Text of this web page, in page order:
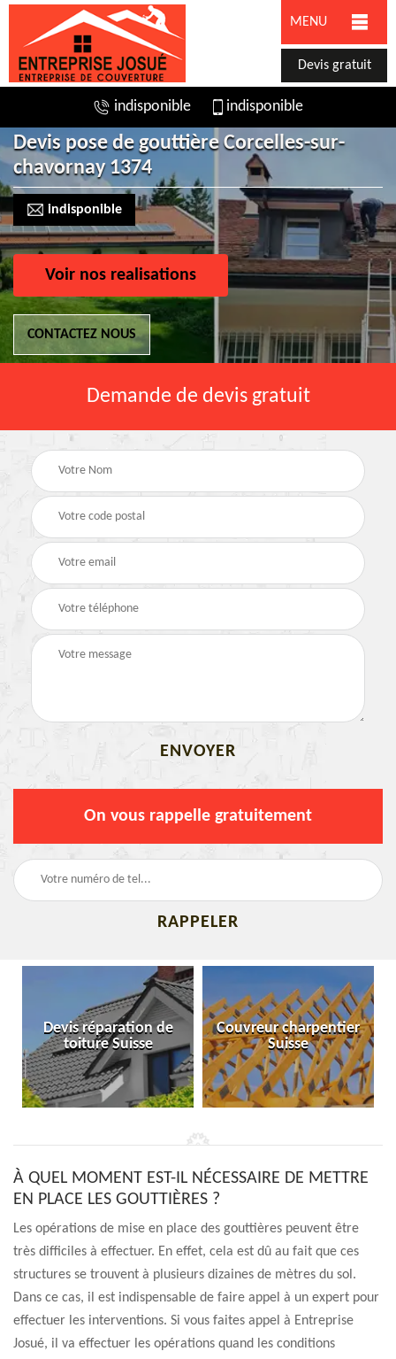
MENU
Devis gratuit
indisponible indisponible
Devis pose de gouttière Corcelles-sur-
chavornay 1374
indisponible
Voir nos realisations
CONTACTEZ NOUS
Demande de devis gratuit
On vous rappelle gratuitement
Devis réparation de
toiture Suisse
Couvreur charpentier
Suisse
À QUEL MOMENT EST-IL NÉCESSAIRE DE METTRE
EN PLACE LES GOUTTIÈRES ?
Les opérations de mise en place des gouttières peuvent être
très difficiles à effectuer. En effet, cela est dû au fait que ces
structures se trouvent à plusieurs dizaines de mètres du sol.
Dans ce cas, il est indispensable de faire appel à un expert pour
effectuer les interventions. Si vous faites appel à Entreprise
Josué, il va effectuer les opérations quand les conditions